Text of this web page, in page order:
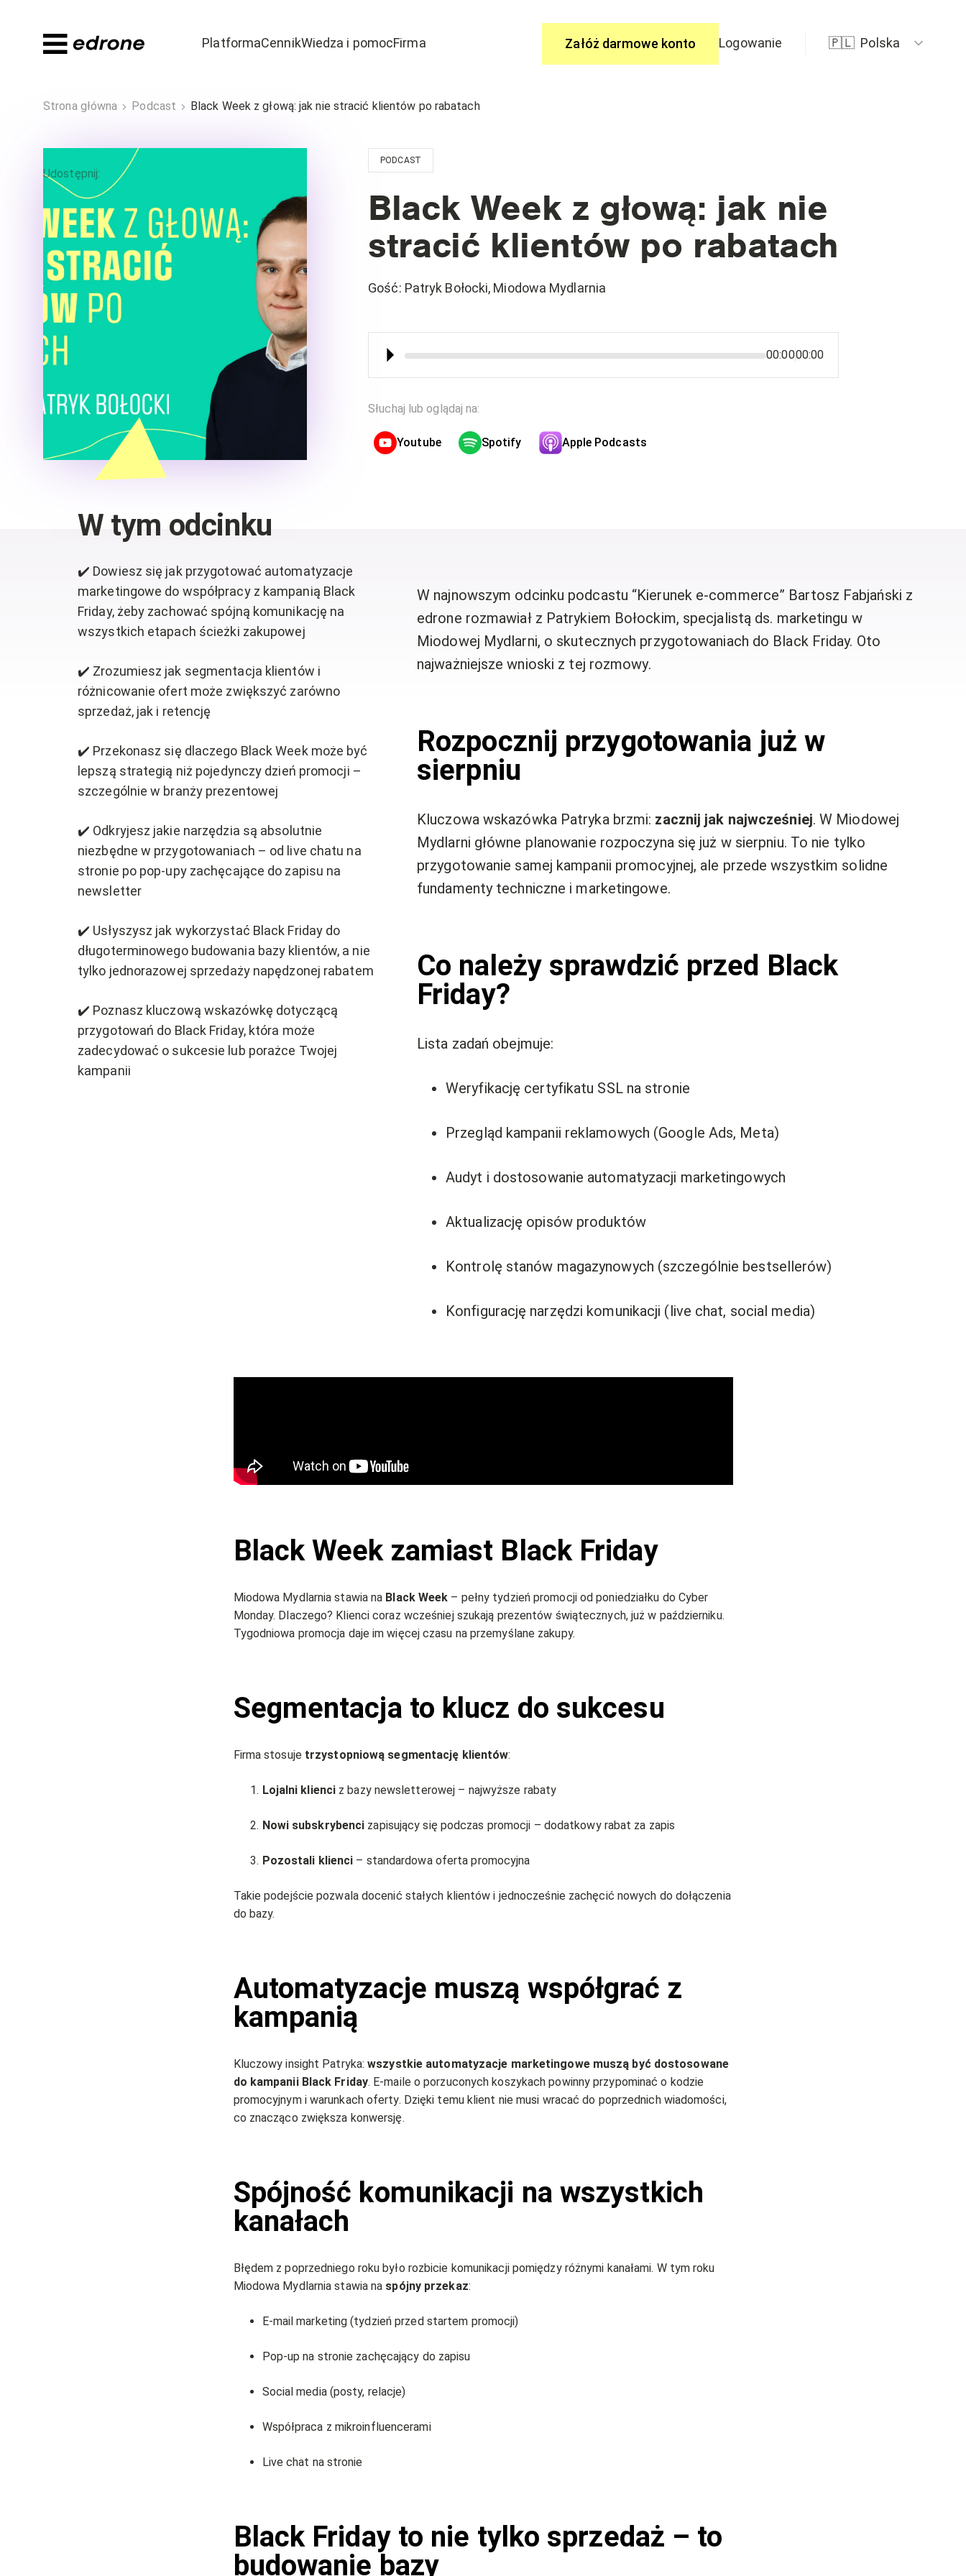
PlatformaCennikWiedza i pomoc
Poradniki i ebooki
Podcast
Wideo
Szkolenia i wydarzenia
Firma Załóż darmowe konto Logowanie 🇵🇱 Polska
Strona główna Podcast Black Week z głową: jak nie stracić klientów po rabatach
PODCAST
Black Week z głową: jak nie
stracić klientów po rabatach
Gość: Patryk Bołocki, Miodowa Mydlarnia
⏵︎ 00:0000:00
Słuchaj lub oglądaj na:
Youtube Spotify Apple Podcasts
Udostępnij:
W tym odcinku
✔️ Dowiesz się jak przygotować automatyzacje
marketingowe do współpracy z kampanią Black
Friday, żeby zachować spójną komunikację na
wszystkich etapach ścieżki zakupowej
✔️ Zrozumiesz jak segmentacja klientów i
różnicowanie ofert może zwiększyć zarówno
sprzedaż, jak i retencję
✔️ Przekonasz się dlaczego Black Week może być
lepszą strategią niż pojedynczy dzień promocji –
szczególnie w branży prezentowej
✔️ Odkryjesz jakie narzędzia są absolutnie
niezbędne w przygotowaniach – od live chatu na
stronie po pop-upy zachęcające do zapisu na
newsletter
✔️ Usłyszysz jak wykorzystać Black Friday do
długoterminowego budowania bazy klientów, a nie
tylko jednorazowej sprzedaży napędzonej rabatem
✔️ Poznasz kluczową wskazówkę dotyczącą
przygotowań do Black Friday, która może
zadecydować o sukcesie lub porażce Twojej
kampanii
W najnowszym odcinku podcastu “Kierunek e-commerce” Bartosz Fabjański z
edrone rozmawiał z Patrykiem Bołockim, specjalistą ds. marketingu w
Miodowej Mydlarni, o skutecznych przygotowaniach do Black Friday. Oto
najważniejsze wnioski z tej rozmowy.
Rozpocznij przygotowania już w
sierpniu
Kluczowa wskazówka Patryka brzmi: zacznij jak najwcześniej. W Miodowej
Mydlarni główne planowanie rozpoczyna się już w sierpniu. To nie tylko
przygotowanie samej kampanii promocyjnej, ale przede wszystkim solidne
fundamenty techniczne i marketingowe.
Co należy sprawdzić przed Black
Friday?
Lista zadań obejmuje:
Weryfikację certyfikatu SSL na stronie
Przegląd kampanii reklamowych (Google Ads, Meta)
Audyt i dostosowanie automatyzacji marketingowych
Aktualizację opisów produktów
Kontrolę stanów magazynowych (szczególnie bestsellerów)
Konfigurację narzędzi komunikacji (live chat, social media)
Black Week zamiast Black Friday
Miodowa Mydlarnia stawia na Black Week – pełny tydzień promocji od poniedziałku do Cyber
Monday. Dlaczego? Klienci coraz wcześniej szukają prezentów świątecznych, już w październiku.
Tygodniowa promocja daje im więcej czasu na przemyślane zakupy.
Segmentacja to klucz do sukcesu
Firma stosuje trzystopniową segmentację klientów:
Lojalni klienci z bazy newsletterowej – najwyższe rabaty
Nowi subskrybenci zapisujący się podczas promocji – dodatkowy rabat za zapis
Pozostali klienci – standardowa oferta promocyjna
Takie podejście pozwala docenić stałych klientów i jednocześnie zachęcić nowych do dołączenia
do bazy.
Automatyzacje muszą współgrać z
kampanią
Kluczowy insight Patryka:wszystkie automatyzacje marketingowe muszą być dostosowane
do kampanii Black Friday. E-maile o porzuconych koszykach powinny przypominać o kodzie
promocyjnym i warunkach oferty. Dzięki temu klient nie musi wracać do poprzednich wiadomości,
co znacząco zwiększa konwersję.
Spójność komunikacji na wszystkich
kanałach
Błędem z poprzedniego roku było rozbicie komunikacji pomiędzy różnymi kanałami. W tym roku
Miodowa Mydlarnia stawia na spójny przekaz:
E-mail marketing (tydzień przed startem promocji)
Pop-up na stronie zachęcający do zapisu
Social media (posty, relacje)
Współpraca z mikroinfluencerami
Live chat na stronie
Black Friday to nie tylko sprzedaż – to
budowanie bazy